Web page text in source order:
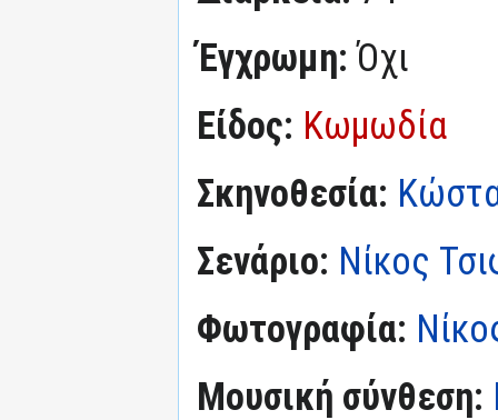
Έγχρωμη:Όχι
Είδος: Κωμωδία
Σκηνοθεσία:
Σενάριο: Νίκος
Φωτογραφία:
Μουσική σύνθεση: